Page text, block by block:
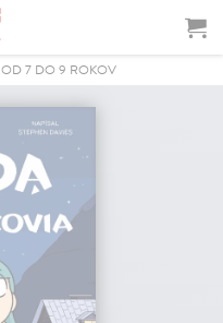
OD 7 DO 9 ROKOV